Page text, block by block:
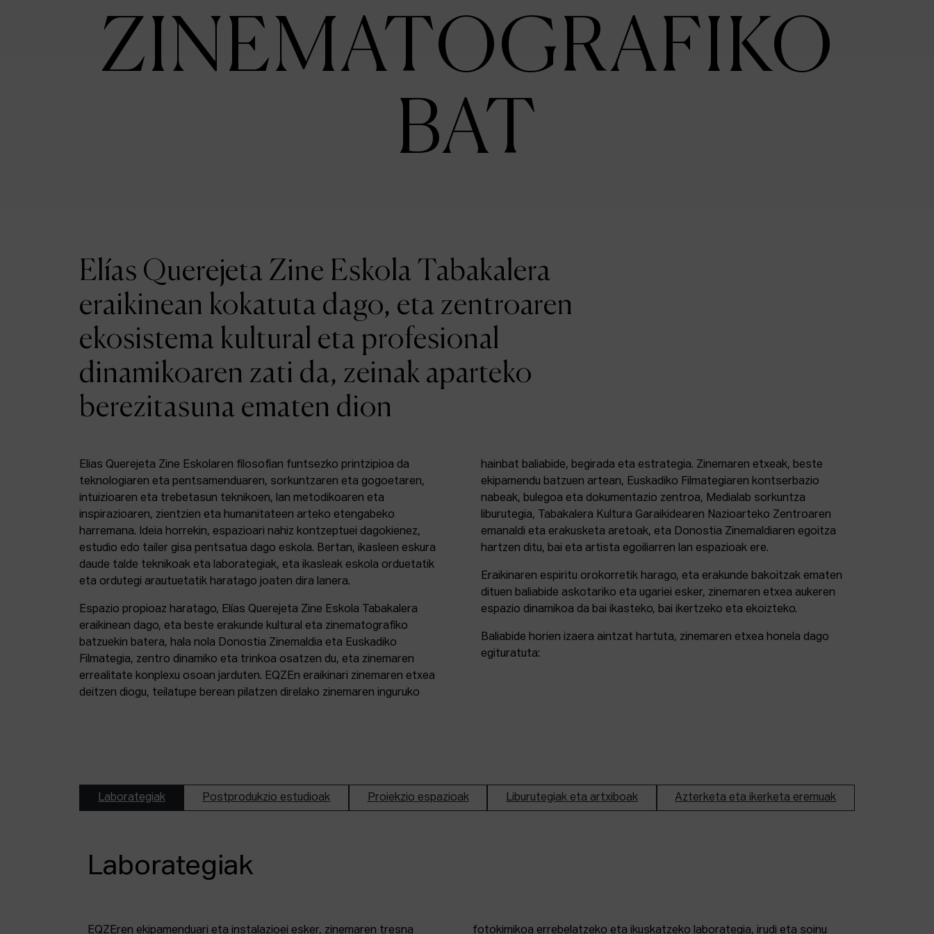
ZINEMATOGRAFIKO
BAT
Elías Querejeta Zine Eskola Tabakalera
eraikinean kokatuta dago, eta zentroaren
ekosistema kultural eta profesional
dinamikoaren zati da, zeinak aparteko
berezitasuna ematen dion
Elias Querejeta Zine Eskolaren filosofian funtsezko printzipioa da
teknologiaren eta pentsamenduaren, sorkuntzaren eta gogoetaren,
intuizioaren eta trebetasun teknikoen, lan metodikoaren eta
inspirazioaren, zientzien eta humanitateen arteko etengabeko
harremana. Ideia horrekin, espazioari nahiz kontzeptuei dagokienez,
estudio edo tailer gisa pentsatua dago eskola. Bertan, ikasleen eskura
daude talde teknikoak eta laborategiak, eta ikasleak eskola orduetatik
eta ordutegi arautuetatik haratago joaten dira lanera.
Espazio propioaz haratago, Elías Querejeta Zine Eskola Tabakalera
eraikinean dago, eta beste erakunde kultural eta zinematografiko
batzuekin batera, hala nola Donostia Zinemaldia eta Euskadiko
Filmategia, zentro dinamiko eta trinkoa osatzen du, eta zinemaren
errealitate konplexu osoan jarduten. EQZEn eraikinari zinemaren etxea
deitzen diogu, teilatupe berean pilatzen direlako zinemaren inguruko
hainbat baliabide, begirada eta estrategia. Zinemaren etxeak, beste
ekipamendu batzuen artean, Euskadiko Filmategiaren kontserbazio
nabeak, bulegoa eta dokumentazio zentroa, Medialab sorkuntza
liburutegia, Tabakalera Kultura Garaikidearen Nazioarteko Zentroaren
emanaldi eta erakusketa aretoak, eta Donostia Zinemaldiaren egoitza
hartzen ditu, bai eta artista egoiliarren lan espazioak ere.
Eraikinaren espiritu orokorretik harago, eta erakunde bakoitzak ematen
dituen baliabide askotariko eta ugariei esker, zinemaren etxea aukeren
espazio dinamikoa da bai ikasteko, bai ikertzeko eta ekoizteko.
Baliabide horien izaera aintzat hartuta, zinemaren etxea honela dago
egituratuta:
Laborategiak Postprodukzio estudioak Proiekzio espazioak Liburutegiak eta artxiboak Azterketa eta ikerketa eremuak
Laborategiak
EQZEren ekipamenduari eta instalazioei esker, zinemaren tresna
fotokimikoa errebelatzeko eta ikuskatzeko laborategia, irudi eta soinu